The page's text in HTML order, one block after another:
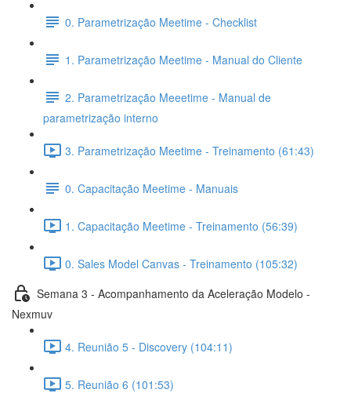
0. Parametrização Meetime - Checklist
1. Parametrização Meetime - Manual do Cliente
2. Parametrização Meeetime - Manual de
parametrização interno
3. Parametrização Meetime - Treinamento (61:43)
0. Capacitação Meetime - Manuais
1. Capacitação Meetime - Treinamento (56:39)
0. Sales Model Canvas - Treinamento (105:32)
Semana 3 - Acompanhamento da Aceleração Modelo -
Nexmuv
4. Reunião 5 - Discovery (104:11)
5. Reunião 6 (101:53)